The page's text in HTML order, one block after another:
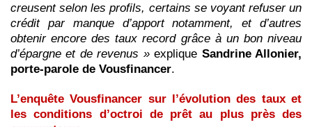
creusent selon les profils, certains se voyant refuser un
crédit par manque d’apport notamment, et d’autres
obtenir encore des taux record grâce à un bon niveau
d’épargne et de revenus »explique Sandrine Allonier,
porte-parole de Vousfinancer.
L’enquête Vousfinancer sur l’évolution des taux et
les conditions d’octroi de prêt au plus près des